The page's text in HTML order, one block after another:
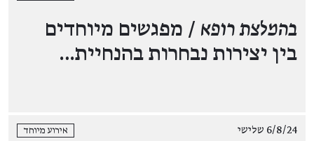
בהמלצת רופא / מפגשים מיוחדים
בין יצירות נבחרות בהנחיית…
6/8/24 שלישי אירוע מיוחד